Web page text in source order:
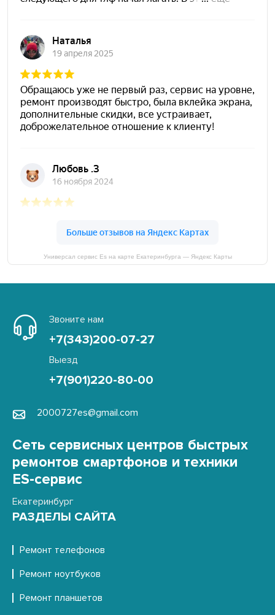
Универсал сервис Es на карте Екатеринбурга — Яндекс Карты
Звоните нам
+7(343)200-07-27
Выезд
+7(901)220-80-00
2000727es@gmail.com
Сеть сервисных центров быстрых
ремонтов смартфонов и техники
ES-сервис
Екатеринбург
РАЗДЕЛЫ САЙТА
Ремонт телефонов
Ремонт ноутбуков
Ремонт планшетов